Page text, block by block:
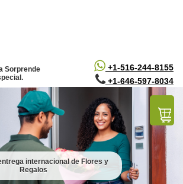
+1-516-244-8155
+1-646-597-8034
Sorprende
internacional de Flores y
Regalos